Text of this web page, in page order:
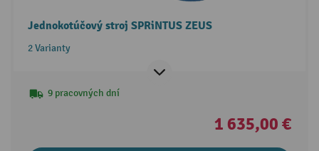
Jednokotúčový stroj SPRiNTUS ZEUS
2 Varianty
9 pracovných dní
1 635,00 €